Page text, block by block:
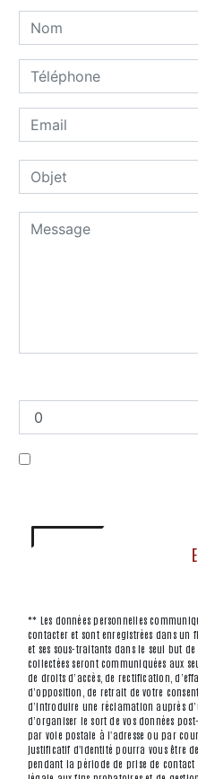
** Les données personnelles
contacter et sont enregistrées dans un
et ses sous-traitants dans le seul but
collectées seront communiquées aux
de droits d’accès, de rectification,
d’opposition, de retrait de votre
d’introduire une réclamation auprès
d’organiser le sort de vos données
par voie postale à l'adresse ou par
justificatif d'identité pourra vous être
pendant la période de prise de